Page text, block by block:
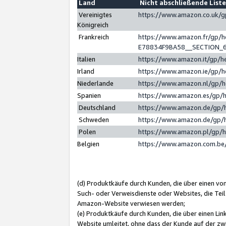
Land
Nicht abschließende
Vereinigtes
Königreich
https://www.amazon.co.uk/
Frankreich
https://www.amazon.fr/gp/
Italien
https://www.amazon.it/gp/
Irland
https://www.amazon.ie/gp/
Niederlande
https://www.amazon.nl/gp/
Spanien
https://www.amazon.es/gp/
Deutschland
https://www.amazon.de/
Schweden
https://www.amazon.de/
Polen
https://www.amazon.pl/gp/
Belgien
https://
(d) Produktkäufe durch Kunden, die über einen
Such- oder Verweisdienste oder Websites, die
Amazon-Website verwiesen werden;
(e) Produktkäufe durch Kunden, die über einen
Website umleitet, ohne dass der Kunde auf der